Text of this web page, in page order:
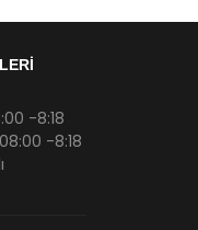
-8:18
-8:18